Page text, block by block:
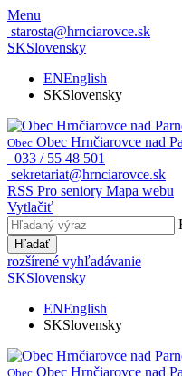
Menu
starosta@hrnciarovce.sk
SKSlovensky
ENEnglish
SKSlovensky
Obec Obec Hrnčiarovce nad
033 / 55 48 501
sekretariat@hrnciarovce.sk
RSS Pro seniory Mapa webu
Vytlačiť
Hľadať
rozšírené vyhľadávanie
SKSlovensky
ENEnglish
SKSlovensky
Obec Obec Hrnčiarovce nad